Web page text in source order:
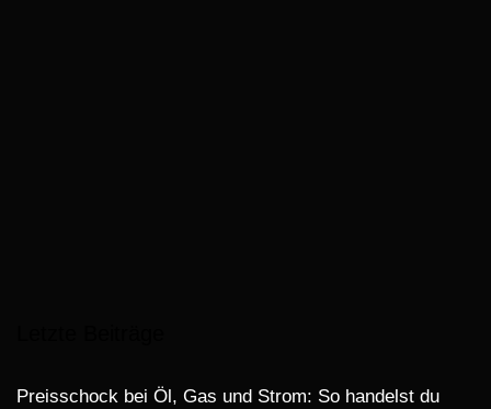
Preisschock bei Öl, Gas und Strom: So handelst du